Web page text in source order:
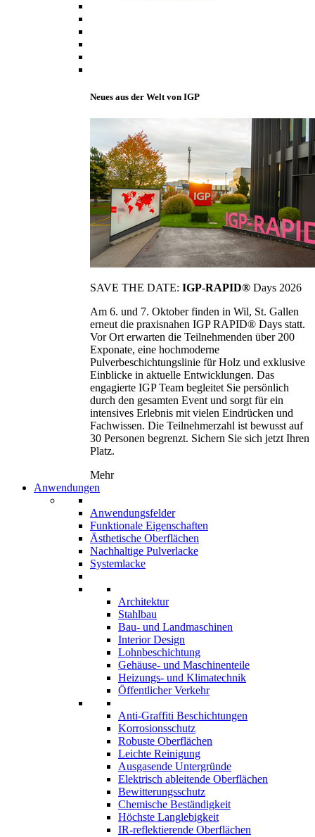
Neues aus der Welt von IGP
SAVE THE DATE: IGP-RAPID® Days 2026
Am 6. und 7. Oktober finden in Wil, St. Gallen
erneut die praxisnahen IGP RAPID® Days statt.
Vor Ort erwarten die Teilnehmenden über 200
Exponate, eine hochmoderne
Pulverbeschichtungslinie für Holz und exklusive
Einblicke in aktuelle Entwicklungen. Das
engagierte IGP Team begleitet Sie persönlich
durch den gesamten Event und sorgt für ein
intensives Erlebnis mit vielen Eindrücken und
Fachwissen. Die Teilnehmerzahl ist bewusst auf
30 Personen begrenzt. Sichern Sie sich jetzt Ihren
Platz.
Mehr
Anwendungen
Anwendungsfelder
Funktionale Eigenschaften
Ästhetische Oberflächen
Nachhaltige Pulverlacke
Systemlacke
Architektur
Stahlbau
Bau- und Landmaschinen
Interior Design
Lohnbeschichtung
Gehäuse- und Maschinenteile
Heizungs- und Klimatechnik
Öffentlicher Verkehr
Anti-Graffiti Beschichtungen
Korrosionsschutz
Robuste Oberflächen
Leichte Reinigung
Ausgasende Untergründe
Elektrisch ableitende Oberflächen
Bewitterungsschutz
Chemische Beständigkeit
Höchste Langlebigkeit
IR-reflektierende Oberflächen